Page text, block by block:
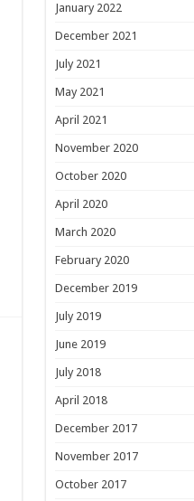
January 2022
December 2021
July 2021
May 2021
April 2021
November 2020
October 2020
April 2020
March 2020
February 2020
December 2019
July 2019
June 2019
July 2018
April 2018
December 2017
November 2017
October 2017